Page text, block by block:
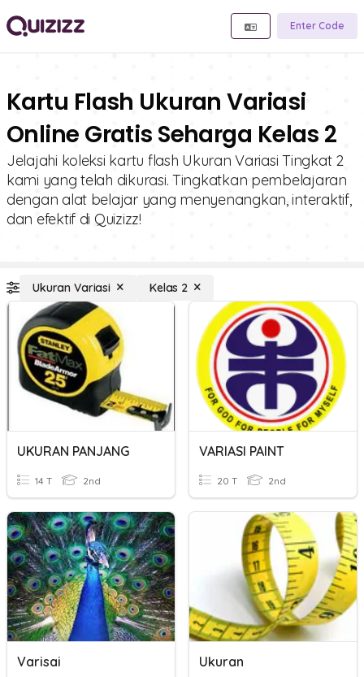
Enter Code
Kartu Flash Ukuran Variasi
Online Gratis Seharga Kelas 2
Jelajahi koleksi kartu flash Ukuran Variasi Tingkat 2
kami yang telah dikurasi. Tingkatkan pembelajaran
dengan alat belajar yang menyenangkan, interaktif,
dan efektif di Quizizz!
Ukuran Variasi Kelas 2
UKURAN PANJANG
14 T 2nd
VARIASI PAINT
20 T 2nd
Varisai Ukuran